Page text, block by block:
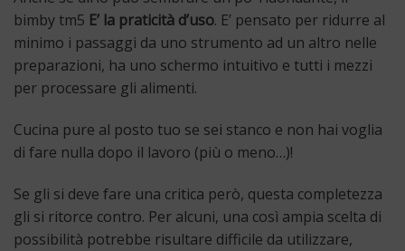
bimby tm5 E’ la praticità d’uso. E’ pensato per ridurre al
minimo i passaggi da uno strumento ad un altro nelle
preparazioni, ha uno schermo intuitivo e tutti i mezzi
per processare gli alimenti.
Cucina pure al posto tuo se sei stanco e non hai voglia
di fare nulla dopo il lavoro (più o meno…)!
Se gli si deve fare una critica però, questa completezza
gli si ritorce contro. Per alcuni, una così ampia scelta di
possibilità potrebbe risultare difficile da utilizzare,